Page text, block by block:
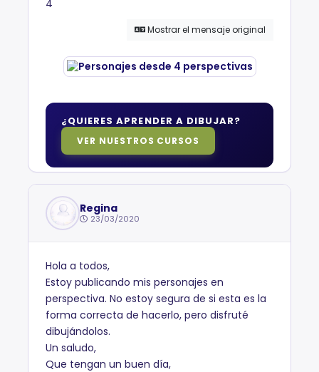
4
Mostrar el mensaje original
¿QUIERES APRENDER A DIBUJAR?
VER NUESTROS CURSOS
Regina
23/03/2020
Hola a todos,
Estoy publicando mis personajes en
perspectiva. No estoy segura de si esta es la
forma correcta de hacerlo, pero disfruté
dibujándolos.
Un saludo,
Que tengan un buen día,